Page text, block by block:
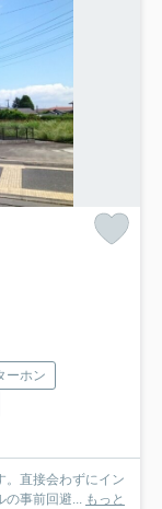
ーホン
直接会わずにイン
事前回避...
もっと